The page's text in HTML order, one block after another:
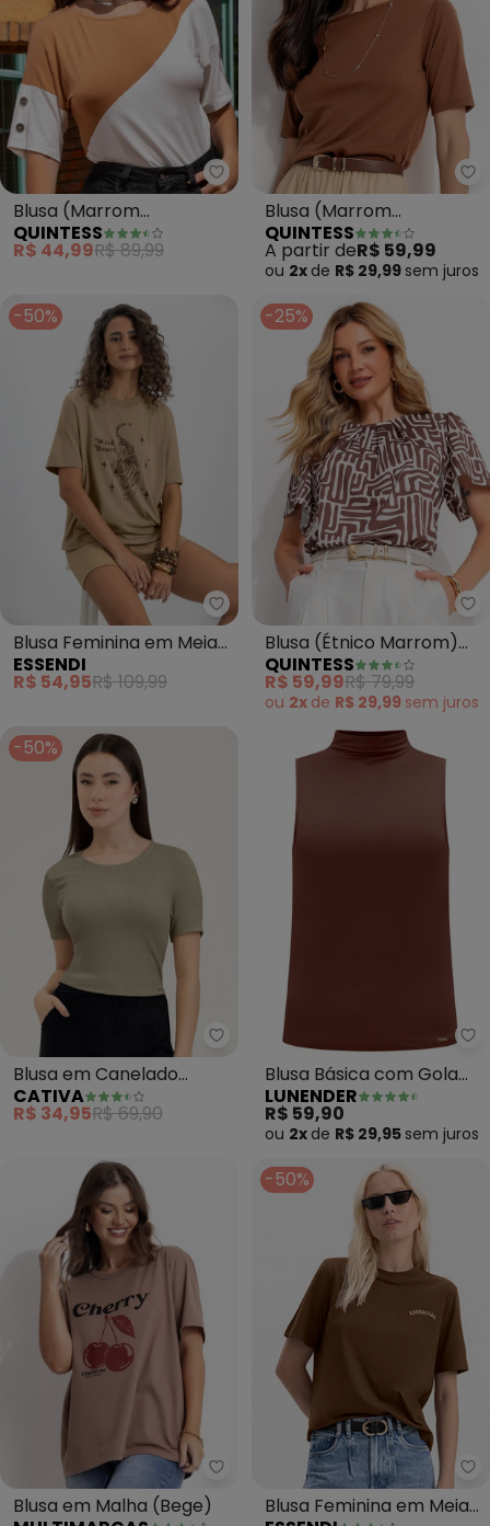
Quintess - Blusa (Marrom
Blusa (Marrom
Amendoado) em Malha
de Viscose
QUINTESS
R$ 44,99R$ 89,99
Blusa (Marrom
Amendoado) em Malha
Canelada
QUINTESS
A partir deR$ 59,99
ou 2x de R$ 29,99 sem juros
-50%
Essendi - Blusa Feminina em
Blusa Feminina em Meia
Malha (Marrom)
ESSENDI
R$ 54,95R$ 109,99
-25%
Blusa (Étnico Marrom)
em Malha Fria
QUINTESS
R$ 59,99R$ 79,99
ou 2x de R$ 29,99 sem juros
-50%
Cativa
Blusa em Canelado
(Marrom Claro)
CATIVA
R$ 34,95R$ 69,90
Blusa Básica com Gola
Alta em Malha (Marrom)
LUNENDER
R$ 59,90
ou 2x de R$ 29,95 sem juros
Multimarcas - Blusa em Malha
Blusa em Malha (Bege)
-50%
Blusa Feminina em Meia